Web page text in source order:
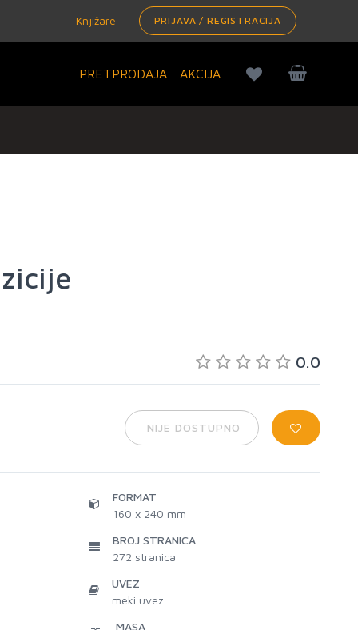
Knjižare PRIJAVA / REGISTRACIJA
PRETPRODAJA AKCIJA
0.0
NIJE DOSTUPNO
FORMAT
160 x 240 mm
BROJ STRANICA
272 stranica
UVEZ
meki uvez
MASA